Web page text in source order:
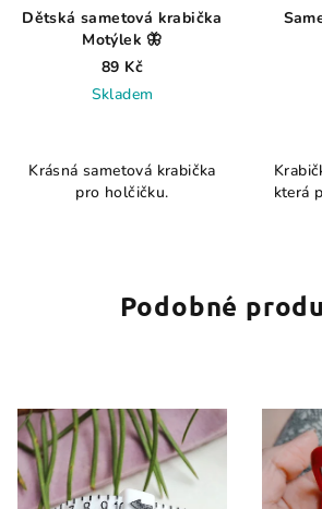
Dětská sametová krabička
Motýlek 🦋
89 Kč
Skladem
Krásná sametová krabička
pro holčičku.
která
Podobné